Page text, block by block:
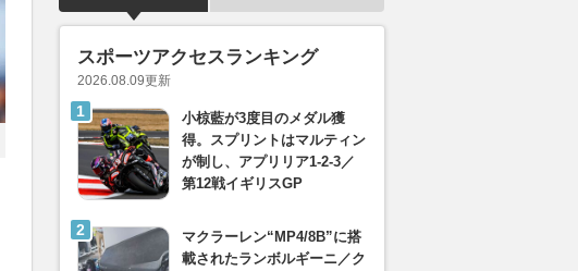
スポーツアクセスランキング
2026.08.09更新
小椋藍が3度目のメダル獲
得。スプリントはマルティン
が制し、アプリリア1-2-3／
第12戦イギリスGP
マクラーレン“MP4/8B”に搭
載されたランボルギーニ／ク